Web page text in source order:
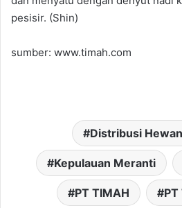
pesisir. (Shin)
sumber: www.timah.com
Distribusi
Kepulauan Meranti
PT TIMAH